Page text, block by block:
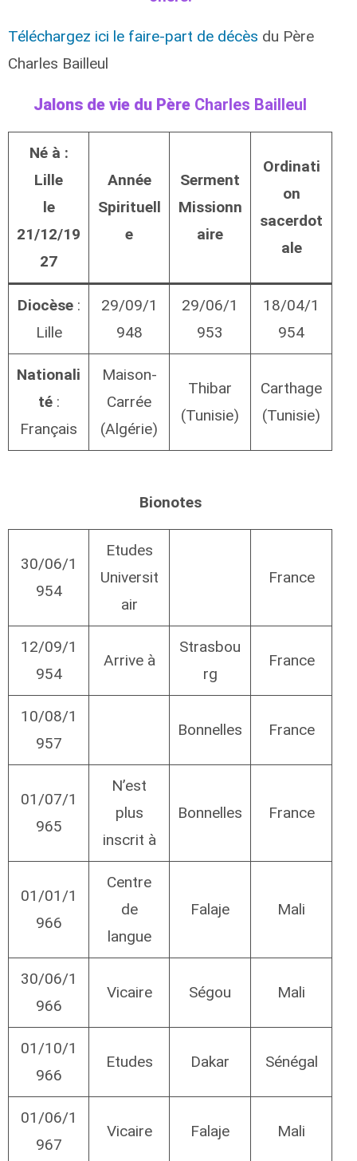
Téléchargez ici le faire-part de décès du Père
Charles Bailleul
Jalons de vie du Père Charles Bailleul
Né à :
Lille
le
21/12/19
27
Année
Spirituell
e
Serment
Missionn
aire
Ordinati
on
sacerdot
ale
Diocèse:
Lille
29/09/1
948
29/06/1
953
18/04/1
954
Nationali
té:
Français
Maison-
Carrée
(Algérie)
Thibar
(Tunisie)
Carthage
(Tunisie)
Bionotes
30/06/1
954
Etudes
Universit
air
France
12/09/1
954
Arrive à
Strasbou
rg
France
10/08/1
957
Bonnelles France
01/07/1
965
N’est
plus
inscrit à
Bonnelles France
01/01/1
966
Centre
de
langue
Falaje Mali
30/06/1
966
Vicaire Ségou Mali
01/10/1
966
Etudes Dakar Sénégal
01/06/1
967
Vicaire Falaje Mali